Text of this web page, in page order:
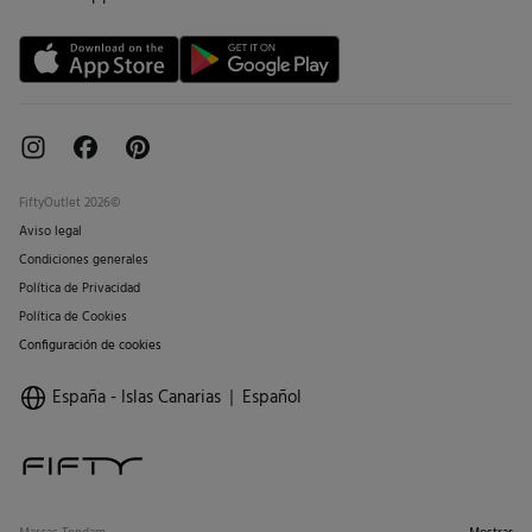
Tarjeta regalo online
FiftyOutlet 2026©
Aviso legal
Condiciones generales
Política de Privacidad
Política de Cookies
Configuración de cookies
España - Islas Canarias Español